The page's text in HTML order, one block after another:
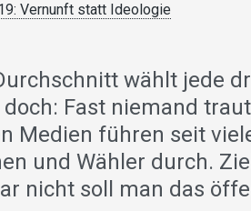
Vernunft statt Ideologie
wählt jede
doch: Fast niemand
Medien führen seit
und Wähler durch.
nicht soll man das